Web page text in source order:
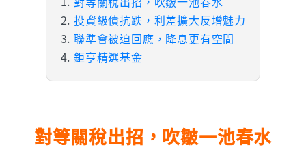
投資級債抗跌，利差擴大反增魅力
聯準會被迫回應，降息更有空間
鉅亨精選基金
對等關稅出招，吹皺一池春水